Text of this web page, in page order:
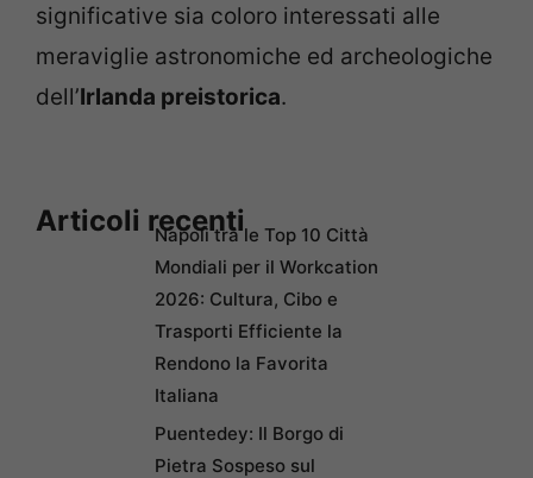
significative sia coloro interessati alle
meraviglie astronomiche ed archeologiche
dell’Irlanda preistorica.
Articoli recentiNapoli tra le Top 10 Città
Mondiali per il Workcation
2026: Cultura, Cibo e
Trasporti Efficiente la
Rendono la Favorita
Italiana
Puentedey: Il Borgo di
Pietra Sospeso sul